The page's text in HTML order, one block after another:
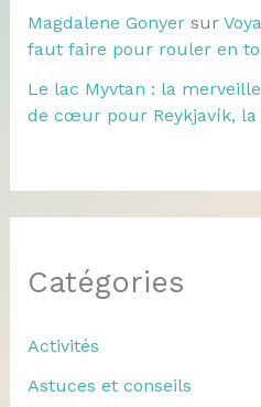
Magdalene Gonyersur
faut faire pour rouler en
Le lac Myvtan : la
de cœur pour Reykjavík, la
Catégories
Activités
Astuces et conseils